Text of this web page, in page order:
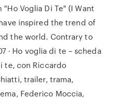
Voglia Di Te" (I Want
inspired the trend of
the world. Contrary to
· Ho voglia di te – scheda
te, con Riccardo
trailer, trama,
Federico Moccia,